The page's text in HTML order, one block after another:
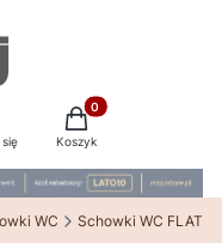
Produkty w
Koszyk
WC Schowki WC FLAT